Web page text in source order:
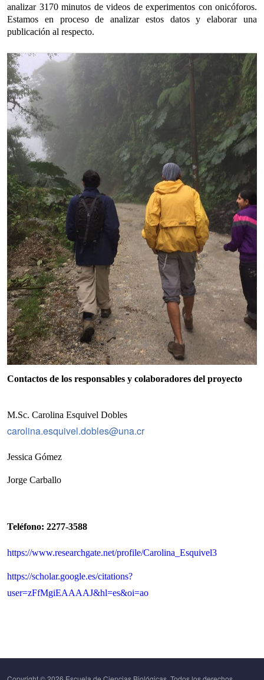
analizar 3170 minutos de videos de experimentos con onicóforos.
Estamos en proceso de analizar estos datos y elaborar una
publicación al respecto.
Contactos de los responsables y colaboradores del proyecto
M.Sc. Carolina Esquivel Dobles
carolina.esquivel.dobles@una.cr
Jessica Gómez
Jorge Carballo
Teléfono: 2277-3588
https://www.researchgate.net/profile/Carolina_Esquivel3
https://scholar.google.es/citations?
user=zFfMgiEAAAAJ&hl=es&oi=ao